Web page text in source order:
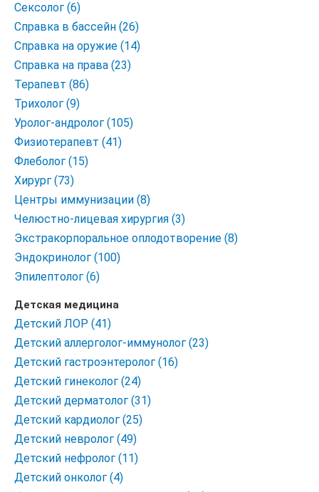
Сексолог (6)
Справка в бассейн (26)
Справка на оружие (14)
Справка на права (23)
Терапевт (86)
Трихолог (9)
Уролог-андролог (105)
Физиотерапевт (41)
Флеболог (15)
Хирург (73)
Центры иммунизации (8)
Челюстно-лицевая хирургия (3)
Экстракорпоральное оплодотворение (8)
Эндокринолог (100)
Эпилептолог (6)
Детская медицина
Детский ЛОР (41)
Детский аллерголог-иммунолог (23)
Детский гастроэнтеролог (16)
Детский гинеколог (24)
Детский дерматолог (31)
Детский кардиолог (25)
Детский невролог (49)
Детский нефролог (11)
Детский онколог (4)